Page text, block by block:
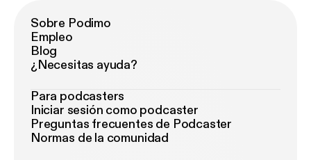
Sobre Podimo
Empleo
Blog
¿Necesitas ayuda?
Para podcasters
Iniciar sesión como podcaster
Preguntas frecuentes de Podcaster
Normas de la comunidad